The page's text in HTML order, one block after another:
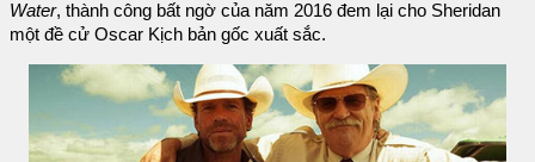
Water, thành công bất ngờ của năm 2016 đem lại cho Sheridan
một đề cử Oscar Kịch bản gốc xuất sắc.